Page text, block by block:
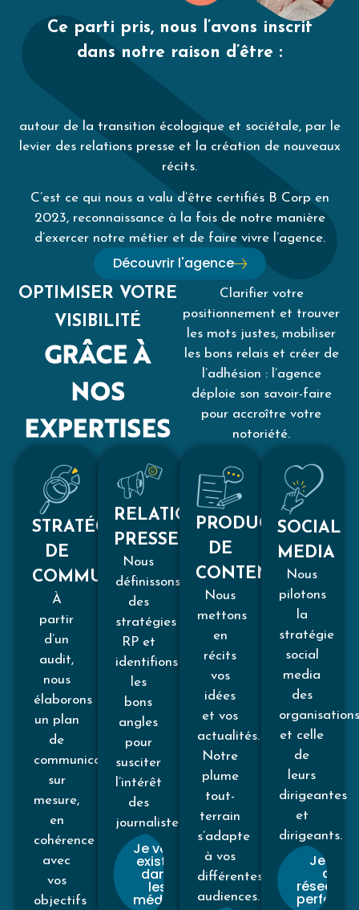
Ce parti pris, nous l’avons inscrit
dans notre raison d’être :
autour de la transition écologique et sociétale, par le
levier des relations presse et la création de nouveaux
récits.
C’est ce qui nous a valu d’être certifiés B Corp en
2023, reconnaissance à la fois de notre manière
d’exercer notre métier et de faire vivre l’agence.
Découvrir l'agence
OPTIMISER VOTRE
VISIBILITÉ
GRÂCE À
NOS
EXPERTISES
Clarifier votre
positionnement et trouver
les mots justes, mobiliser
les bons relais et créer de
l’adhésion : l’agence
déploie son savoir-faire
pour accroître votre
notoriété.
STRATÉGIE
DE
COMMUNICATION
À
partir
d’un
audit,
nous
élaborons
un plan
de
communication
sur
mesure,
en
cohérence
avec
vos
objectifs
RELATIONS
PRESSE
Nous
définissons
des
stratégies
RP et
identifions
les
bons
angles
pour
susciter
l’intérêt
des
journalistes.
Je veux
exister
dans
les
médias
PRODUCTION
DE
CONTENUS
Nous
mettons
en
récits
vos
idées
et vos
actualités.
Notre
plume
tout-
terrain
s’adapte
à vos
différentes
audiences.
SOCIAL
MEDIA
Nous
pilotons
la
stratégie
social
media
des
organisations
et celle
de
leurs
dirigeantes
et
dirigeants.
Je veux
des
réseaux